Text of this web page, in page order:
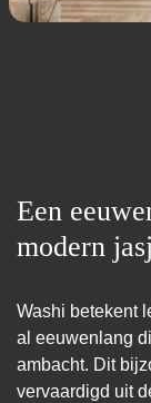
Een
modern
Washi betekent
al eeuwenlang
ambacht. Dit
vervaardigd uit